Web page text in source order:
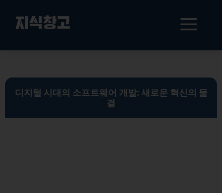
뛰
지식창고
메
뉴
디지털 시대의 소프트웨어 개발: 새로운 혁신의 물
결